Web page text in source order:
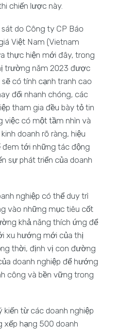
chiến lược này.
do Công ty CP Báo
Việt Nam (Vietnam
thực hiện mới đây, trong
trường năm 2023 được
có tính cạnh tranh cao
đổi nhanh chóng, các
tham gia đều bày tỏ tin
việc có một tầm nhìn và
doanh rõ ràng, hiệu
đem tới những tác động
sự phát triển của doanh
nghiệp có thể duy trì
vào những mục tiêu cốt
khả năng thích ứng để
xu hướng mới của thị
thời, định vị con đường
doanh nghiệp để hướng
công và bền vững trong
kiến từ các doanh nghiệp
xếp hạng 500 doanh